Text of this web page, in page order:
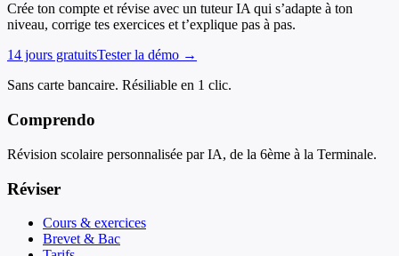
Crée ton compte et révise avec un tuteur IA qui s’adapte à ton
niveau, corrige tes exercices et t’explique pas à pas.
14 jours gratuitsTester la démo →
Sans carte bancaire. Résiliable en 1 clic.
Comprendo
Révision scolaire personnalisée par IA, de la 6ème à la Terminale.
Réviser
Cours & exercices
Brevet & Bac